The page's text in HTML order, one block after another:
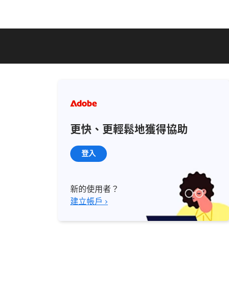
更快、更輕鬆地獲得協助
登入
新的使用者？
建立帳戶 ›